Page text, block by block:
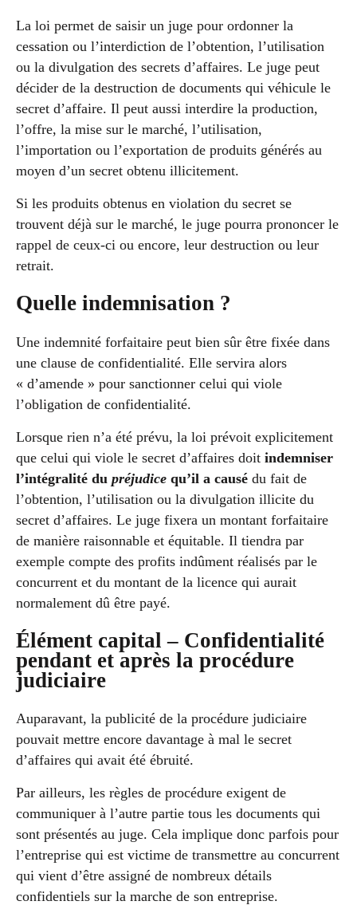
La loi permet de saisir un juge pour ordonner la
cessation ou l’interdiction de l’obtention, l’utilisation
ou la divulgation des secrets d’affaires. Le juge peut
décider de la destruction de documents qui véhicule le
secret d’affaire. Il peut aussi interdire la production,
l’offre, la mise sur le marché, l’utilisation,
l’importation ou l’exportation de produits générés au
moyen d’un secret obtenu illicitement.
Si les produits obtenus en violation du secret se
trouvent déjà sur le marché, le juge pourra prononcer le
rappel de ceux-ci ou encore, leur destruction ou leur
retrait.
Quelle indemnisation ?
Une indemnité forfaitaire peut bien sûr être fixée dans
une clause de confidentialité. Elle servira alors
« d’amende » pour sanctionner celui qui viole
l’obligation de confidentialité.
Lorsque rien n’a été prévu, la loi prévoit explicitement
que celui qui viole le secret d’affaires doit indemniser
l’intégralité du préjudice qu’il a causé du fait de
l’obtention, l’utilisation ou la divulgation illicite du
secret d’affaires. Le juge fixera un montant forfaitaire
de manière raisonnable et équitable. Il tiendra par
exemple compte des profits indûment réalisés par le
concurrent et du montant de la licence qui aurait
normalement dû être payé.
Élément capital – Confidentialité
pendant et après la procédure
judiciaire
Auparavant, la publicité de la procédure judiciaire
pouvait mettre encore davantage à mal le secret
d’affaires qui avait été ébruité.
Par ailleurs, les règles de procédure exigent de
communiquer à l’autre partie tous les documents qui
sont présentés au juge. Cela implique donc parfois pour
l’entreprise qui est victime de transmettre au concurrent
qui vient d’être assigné de nombreux détails
confidentiels sur la marche de son entreprise.